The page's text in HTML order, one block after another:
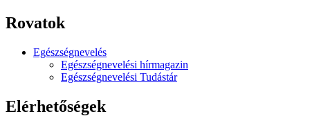
Rovatok
Egészségnevelés
Egészségnevelési hírmagazin
Egészségnevelési Tudástár
Elérhetőségek